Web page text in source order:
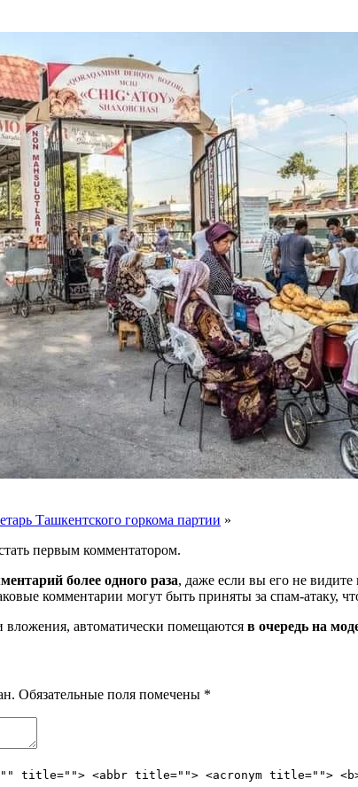
Ташкентского горкома партии »
первым комментатором.
более одного раза, даже если вы его не
комментарии могут быть приняты за спам-атаку,
автоматически помещаются в очередь на
Обязательные поля помечены *
title=""> <abbr title=""> <acronym title=""> <b>